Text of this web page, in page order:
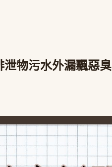
泄物污水外漏飄惡臭